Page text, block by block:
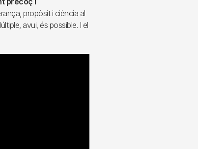
propòsit i ciència al
avui, és possible. I el